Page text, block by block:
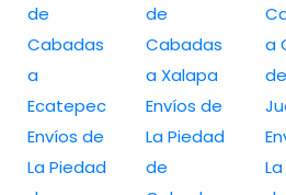
de
Cabadas
a
Ecatepec
Envíos de
La Piedad
de
Cabadas
a Xalapa
Envíos de
La Piedad
de
a
de